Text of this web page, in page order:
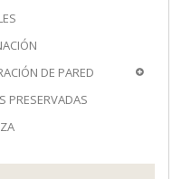
DE PARED
PRESERVADAS